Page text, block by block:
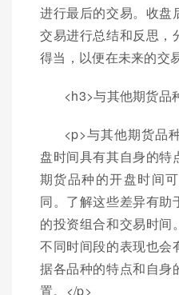
进行最后的交易。收盘
交易进行总结和反思，
得当，以便在未来的交
<h3>与其他期货品
<p>与其他期货品
盘时间具有其自身的特
期货品种的开盘时间
同。了解这些差异有助
的投资组合和交易时间
不同时间段的表现也会
据各品种的特点和自身
置。</p>